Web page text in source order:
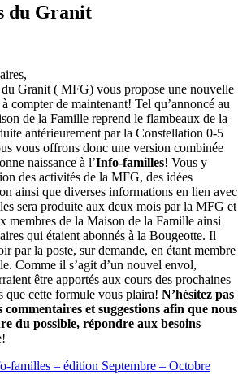
du Granit
Granit ( MFG) vous propose une nouvelle
compter de maintenant! Tel qu’annoncé au
de la Famille reprend le flambeaux de la
antérieurement par la Constellation 0-5
vous offrons donc une version combinée
naissance à l’Info-familles! Vous y
des activités de la MFG, des idées
ainsi que diverses informations en lien avec
sera produite aux deux mois par la MFG et
membres de la Maison de la Famille ainsi
qui étaient abonnés à la Bougeotte. Il
par la poste, sur demande, en étant membre
Comme il s’agit d’un nouvel envol,
être apportés aux cours des prochaines
que cette formule vous plaira! N’hésitez pas
et suggestions afin que nous
du possible, répondre aux besoins
familles – édition Septembre – Octobre